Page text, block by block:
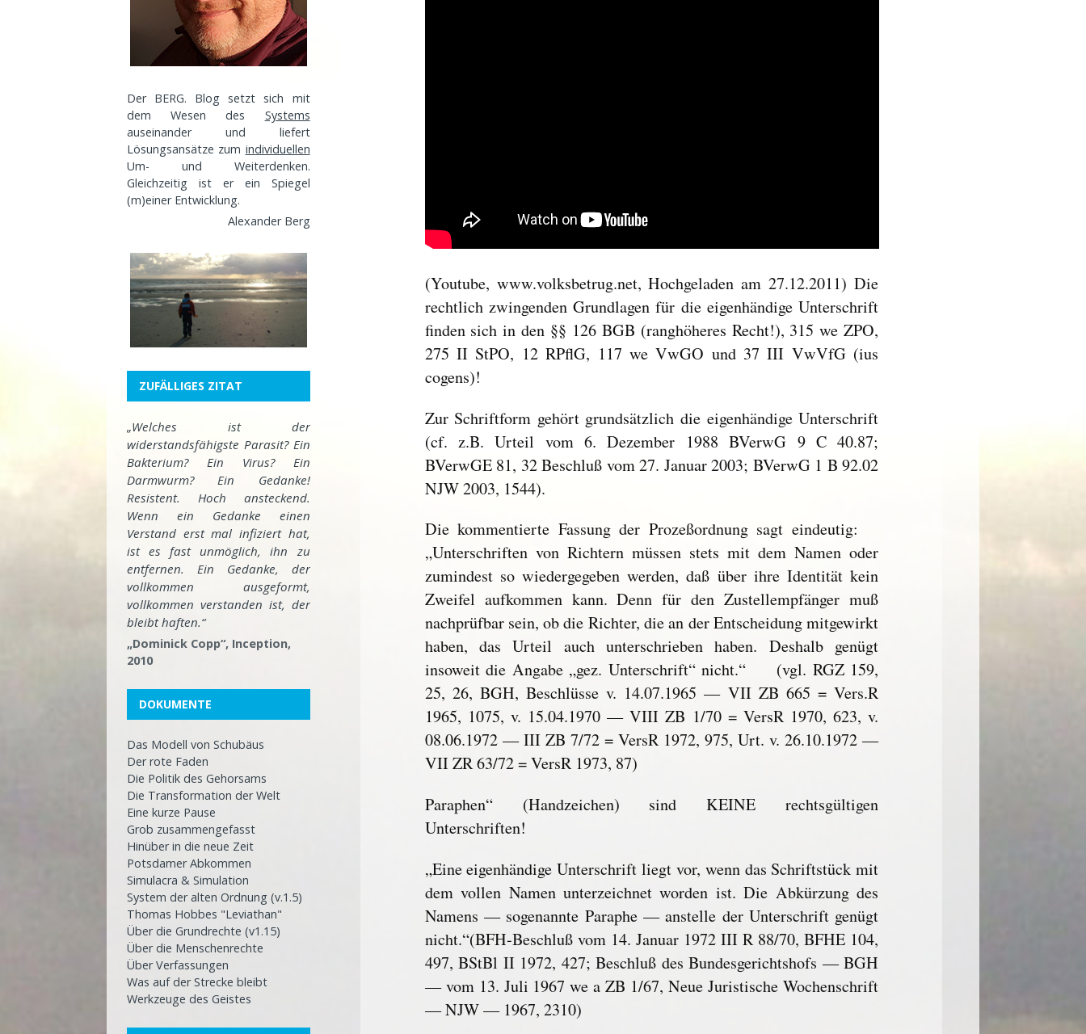
(Youtube, www.volksbetrug.net, Hochgeladen am 27.12.2011) Die
rechtlich zwingenden Grundlagen für die eigenhändige Unterschrift
finden sich in den §§ 126 BGB (ranghöheres Recht!), 315 we ZPO,
275 II StPO, 12 RPflG, 117 we VwGO und 37 III VwVfG (ius
cogens)!
Zur Schriftform gehört grundsätzlich die eigenhändige Unterschrift
(cf. z.B. Urteil vom 6. Dezember 1988 BVerwG 9 C 40.87;
BVerwGE 81, 32 Beschluß vom 27. Januar 2003; BVerwG 1 B 92.02
NJW 2003, 1544).
Die kommentierte Fassung der Prozeßordnung sagt eindeutig:
„Unterschriften von Richtern müssen stets mit dem Namen oder
zumindest so wiedergegeben werden, daß über ihre Identität kein
Zweifel aufkommen kann. Denn für den Zustellempfänger muß
nachprüfbar sein, ob die Richter, die an der Entscheidung mitgewirkt
haben, das Urteil auch unterschrieben haben. Deshalb genügt
insoweit die Angabe „gez. Unterschrift“ nicht.“ (vgl. RGZ 159,
25, 26, BGH, Beschlüsse v. 14.07.1965 — VII ZB 665 = Vers.R
1965, 1075, v. 15.04.1970 — VIII ZB 1/70 = VersR 1970, 623, v.
08.06.1972 — III ZB 7/72 = VersR 1972, 975, Urt. v. 26.10.1972 —
VII ZR 63/72 = VersR 1973, 87)
Paraphen“ (Handzeichen) sind KEINE rechtsgültigen
Unterschriften!
„Eine eigenhändige Unterschrift liegt vor, wenn das Schriftstück mit
dem vollen Namen unterzeichnet worden ist. Die Abkürzung des
Namens — sogenannte Paraphe — anstelle der Unterschrift genügt
nicht.“(BFH-Beschluß vom 14. Januar 1972 III R 88/70, BFHE 104,
497, BStBl II 1972, 427; Beschluß des Bundesgerichtshofs — BGH
— vom 13. Juli 1967 we a ZB 1/67, Neue Juristische Wochenschrift
— NJW — 1967, 2310)
Der BERG. Blog setzt sich mit
dem Wesen des Systems
auseinander und liefert
Lösungsansätze zum individuellen
Um- und Weiterdenken.
Gleichzeitig ist er ein Spiegel
(m)einer Entwicklung.
Alexander Berg
ZUFÄLLIGES ZITAT
„Welches ist der
widerstandsfähigste Parasit? Ein
Bakterium? Ein Virus? Ein
Darmwurm? Ein Gedanke!
Resistent. Hoch ansteckend.
Wenn ein Gedanke einen
Verstand erst mal infiziert hat,
ist es fast unmöglich, ihn zu
entfernen. Ein Gedanke, der
vollkommen ausgeformt,
vollkommen verstanden ist, der
bleibt haften.“
„Dominick Copp“, Inception,
2010
DOKUMENTE
Das Modell von Schubäus
Der rote Faden
Die Politik des Gehorsams
Die Transformation der Welt
Eine kurze Pause
Grob zusammengefasst
Hinüber in die neue Zeit
Potsdamer Abkommen
Simulacra & Simulation
System der alten Ordnung (v.1.5)
Thomas Hobbes "Leviathan"
Über die Grundrechte (v1.15)
Über die Menschenrechte
Über Verfassungen
Was auf der Strecke bleibt
Werkzeuge des Geistes